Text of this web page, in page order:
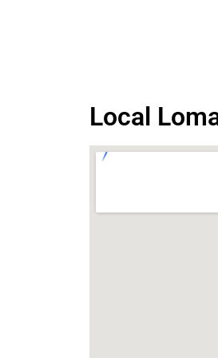
Local